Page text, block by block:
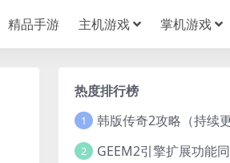
精品手游 主机游戏 掌机游戏
热度排行榜
1
2